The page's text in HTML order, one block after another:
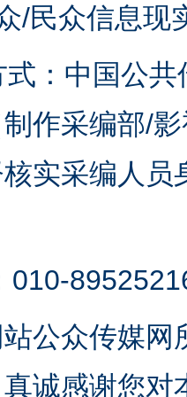
/民众信息现
：中国公共
作采编部/
实采编人员
公众传媒
诚感谢您
一